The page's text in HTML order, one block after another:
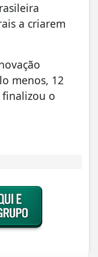
a criarem
menos, 12
finalizou o